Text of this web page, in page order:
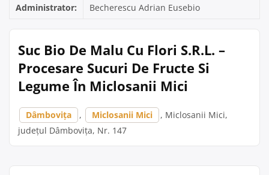
Administrator: Becherescu Adrian Eusebio
Suc Bio De Malu Cu Flori S.R.L. –
Procesare Sucuri De Fructe Si
Legume În Miclosanii Mici
Dâmbovița , Miclosanii Mici
, Miclosanii Mici,
județul Dâmbovița, Nr. 147